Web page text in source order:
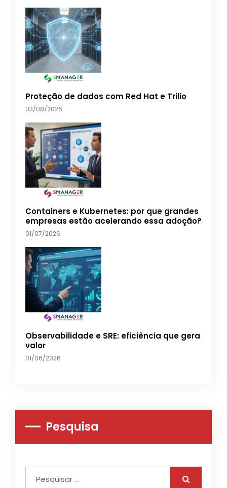
Proteção de dados com Red Hat e Trilio
03/08/2026
Containers e Kubernetes: por que grandes
empresas estão acelerando essa adoção?
01/07/2026
Observabilidade e SRE: eficiência que gera
valor
01/06/2026
Pesquisa